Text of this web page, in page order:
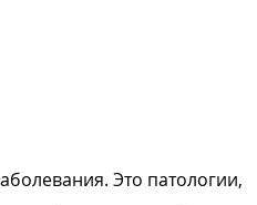
Это патологии,